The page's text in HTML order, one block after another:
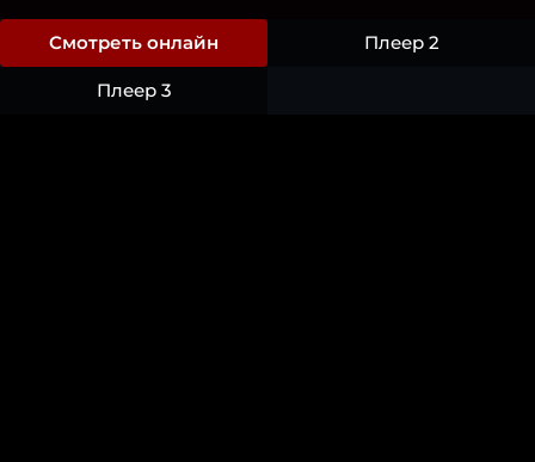
Смотреть онлайн Плеер 2
Плеер 3